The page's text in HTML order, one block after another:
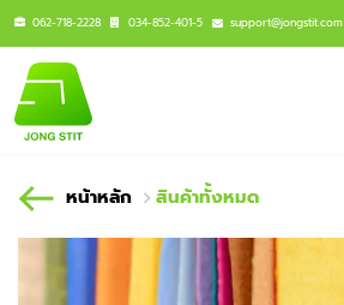
062-718-2228 034-852-401-5 support@jongstit.com
หน้าหลัก สินค้าทั้งหมด